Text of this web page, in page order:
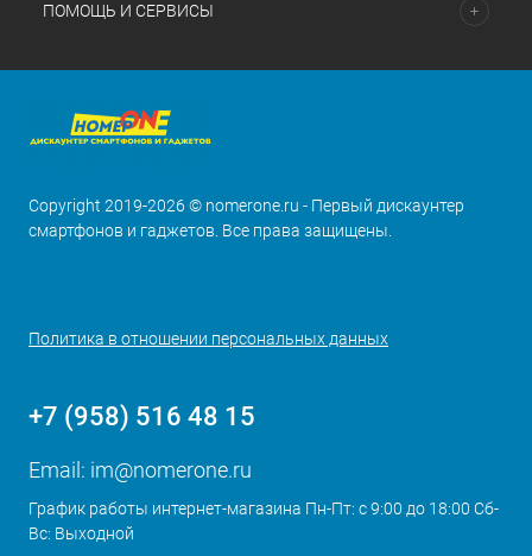
ПОМОЩЬ И СЕРВИСЫ
Copyright 2019-2026 © nomerone.ru - Первый дискаунтер
смартфонов и гаджетов. Все права защищены.
Политика в отношении персональных данных
+7 (958) 516 48 15
Email: im@nomerone.ru
График работы интернет-магазина Пн-Пт: с 9:00 до 18:00 Сб-
Вс: Выходной